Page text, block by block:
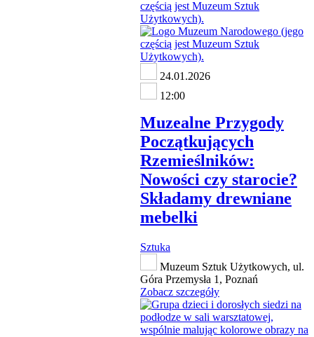
24.01.2026
12:00
Muzealne Przygody
Początkujących
Rzemieślników:
Nowości czy starocie?
Składamy drewniane
mebelki
Sztuka
Muzeum Sztuk Użytkowych, ul.
Góra Przemysła 1, Poznań
Zobacz szczegóły